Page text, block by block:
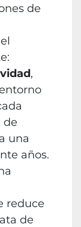
de
,
de
una
años.
reduce
de